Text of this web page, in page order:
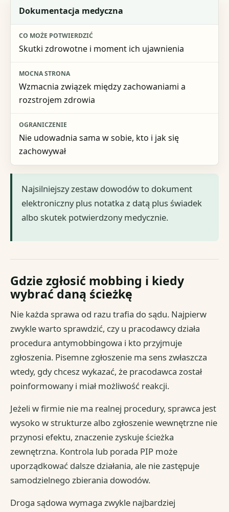
Dokumentacja medyczna
Skutki zdrowotne i moment ich ujawnienia
Wzmacnia związek między zachowaniami a
rozstrojem zdrowia
Nie udowadnia sama w sobie, kto i jak się
zachowywał
Najsilniejszy zestaw dowodów to dokument
elektroniczny plus notatka z datą plus świadek
albo skutek potwierdzony medycznie.
Gdzie zgłosić mobbing i kiedy
wybrać daną ścieżkę
Nie każda sprawa od razu trafia do sądu. Najpierw
zwykle warto sprawdzić, czy u pracodawcy działa
procedura antymobbingowa i kto przyjmuje
zgłoszenia. Pisemne zgłoszenie ma sens zwłaszcza
wtedy, gdy chcesz wykazać, że pracodawca został
poinformowany i miał możliwość reakcji.
Jeżeli w firmie nie ma realnej procedury, sprawca jest
wysoko w strukturze albo zgłoszenie wewnętrzne nie
przynosi efektu, znaczenie zyskuje ścieżka
zewnętrzna. Kontrola lub porada PIP może
uporządkować dalsze działania, ale nie zastępuje
samodzielnego zbierania dowodów.
Droga sądowa wymaga zwykle najbardziej